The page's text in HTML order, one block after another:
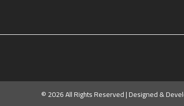
© 2026 All Rights Reserved | Designed &